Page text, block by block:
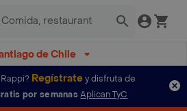
de Chile
Regístratey disfruta de
por semanas Aplican TyC